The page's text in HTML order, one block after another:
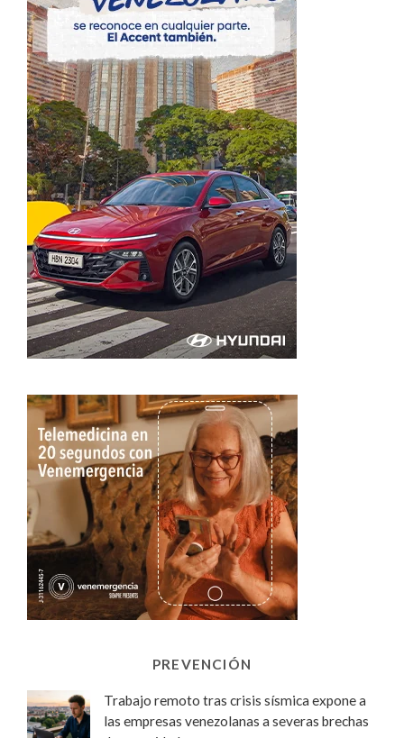
PREVENCIÓN
Trabajo remoto tras crisis sísmica expone a
las empresas venezolanas a severas brechas